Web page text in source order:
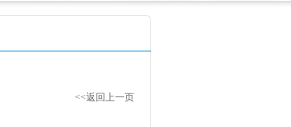
<<返回上一页